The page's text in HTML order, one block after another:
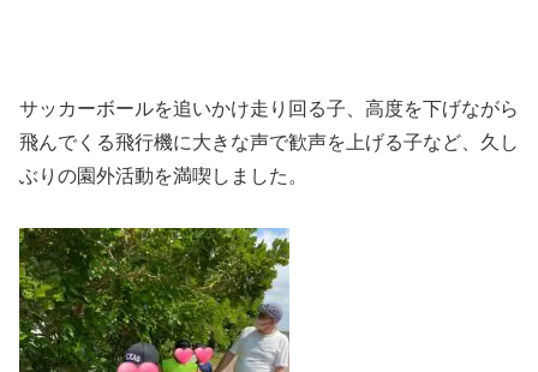
サッカーボールを追いかけ走り回る子、高度を下げながら
飛んでくる飛行機に大きな声で歓声を上げる子など、久し
ぶりの園外活動を満喫しました。